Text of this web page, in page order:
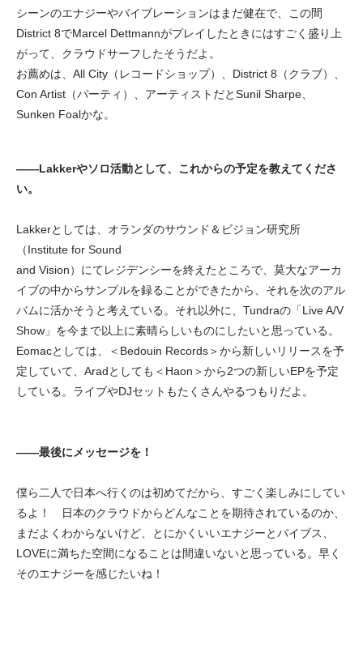
シーンのエナジーやバイブレーションはまだ健在で、この間
District 8でMarcel Dettmannがプレイしたときにはすごく盛り上
がって、クラウドサーフしたそうだよ。
お薦めは、All City（レコードショップ）、District 8（クラブ）、
Con Artist（パーティ）、アーティストだとSunil Sharpe、
Sunken Foalかな。
——Lakkerやソロ活動として、これからの予定を教えてくださ
い。
Lakkerとしては、オランダのサウンド＆ビジョン研究所
（Institute for Sound
and Vision）にてレジデンシーを終えたところで、莫大なアーカ
イブの中からサンプルを録ることができたから、それを次のアル
バムに活かそうと考えている。それ以外に、Tundraの「Live A/V
Show」を今まで以上に素晴らしいものにしたいと思っている。
Eomacとしては、＜Bedouin Records＞から新しいリリースを予
定していて、Aradとしても＜Haon＞から2つの新しいEPを予定
している。ライブやDJセットもたくさんやるつもりだよ。
——最後にメッセージを！
僕ら二人で日本へ行くのは初めてだから、すごく楽しみにしてい
るよ！ 日本のクラウドからどんなことを期待されているのか、
まだよくわからないけど、とにかくいいエナジーとバイブス、
LOVEに満ちた空間になることは間違いないと思っている。早く
そのエナジーを感じたいね！